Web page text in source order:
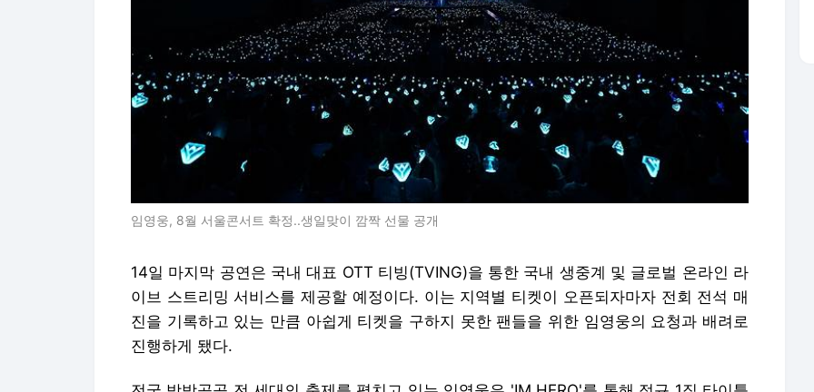
임영웅, 8월 서울콘서트 확정..생일맞이 깜짝 선물 공개
14일 마지막 공연은 국내 대표 OTT 티빙(TVING)을 통한 국내 생중계 및 글로벌 온라인 라
이브 스트리밍 서비스를 제공할 예정이다. 이는 지역별 티켓이 오픈되자마자 전회 전석 매
진을 기록하고 있는 만큼 아쉽게 티켓을 구하지 못한 팬들을 위한 임영웅의 요청과 배려로
진행하게 됐다.